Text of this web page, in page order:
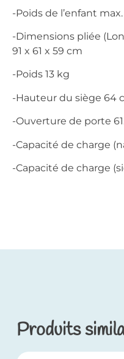
-Poids de l’enfant
-Dimensions pliée
91 x 61 x 59 cm
-Poids 13 kg
-Hauteur du siège 64
-Ouverture de porte
-Capacité de charge
-Capacité de charge
Produits